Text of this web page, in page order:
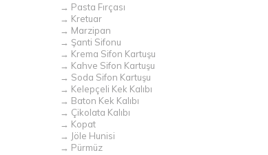
→ Pasta Fırçası
→ Kretuar
→ Marzipan
→ Şanti Sifonu
→ Krema Sifon Kartuşu
→ Kahve Sifon Kartuşu
→ Soda Sifon Kartuşu
→ Kelepçeli Kek Kalıbı
→ Baton Kek Kalıbı
→ Çikolata Kalıbı
→ Kopat
→ Jöle Hunisi
→ Pürmüz